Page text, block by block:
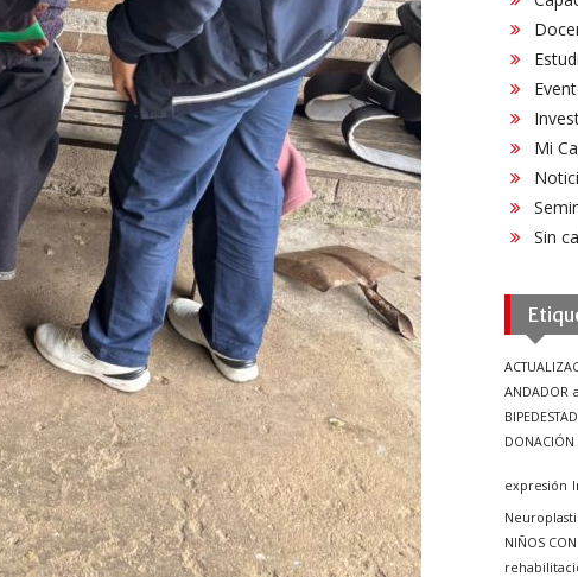
Mi
Sin
ANDADOR
DONACIÓN
expresión
NIÑOS